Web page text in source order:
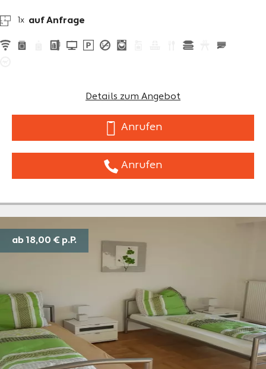
1x auf Anfrage
Details zum Angebot
Anrufen
Anrufen
ab 18,00 € p.P.